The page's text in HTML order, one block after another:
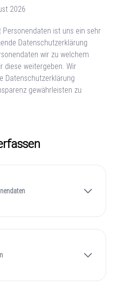
2026
ist uns ein sehr
Datenschutzerklärung
wir zu welchem
diese weitergeben. Wir
Datenschutzerklärung
gewährleisten zu